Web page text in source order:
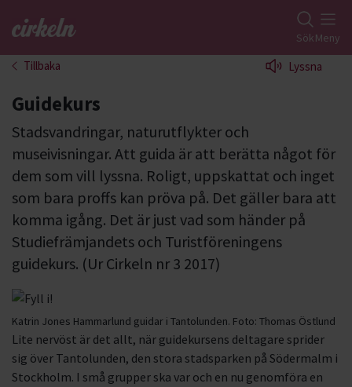
Gå till studiefrämjandets startsida SökMeny
Tillbaka Lyssna
Guidekurs
Stadsvandringar, naturutflykter och
museivisningar. Att guida är att berätta något för
dem som vill lyssna. Roligt, uppskattat och inget
som bara proffs kan pröva på. Det gäller bara att
komma igång. Det är just vad som händer på
Studiefrämjandets och Turistföreningens
guidekurs. (Ur Cirkeln nr 3 2017)
Katrin Jones Hammarlund guidar i Tantolunden. Foto: Thomas Östlund
Lite nervöst är det allt, när guidekursens deltagare sprider
sig över Tantolunden, den stora stadsparken på Södermalm i
Stockholm. I små grupper ska var och en nu genomföra en